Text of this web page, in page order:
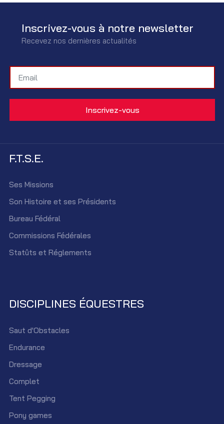
Inscrivez-vous à notre newsletter
Recevez nos dernières actualités
F.T.S.E.
Ses Missions
Son Histoire et ses Présidents
Bureau Fédéral
Commissions Fédérales
Statûts et Réglements
DISCIPLINES ÉQUESTRES
Saut d'Obstacles
Endurance
Dressage
Complet
Tent Pegging
Pony games